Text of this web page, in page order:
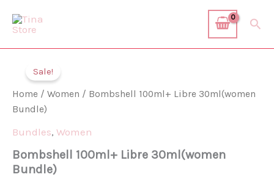
Sale!
Home / Women / Bombshell 100ml+ Libre 30ml(women
Bundle)
Bundles, Women
Bombshell 100ml+ Libre 30ml(women
Bundle)
price
price
Libre
30ml(women
quantity